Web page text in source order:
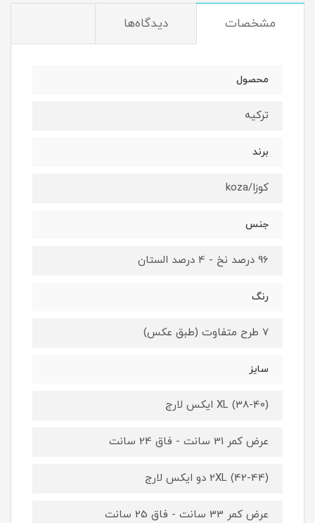
مشخصات دیدگاه‌ها
محصول
ترکیه
برند
کوزا/koza
جنس
96 درصد نخ - 4 درصد الستان
رنگ
7 طرح متفاوت (طبق عکس)
سایز
XL (38-40) ایکس لارج
عرض کمر 31 سانت - فاق 24 سانت
2XL (42-44) دو ایکس لارج
عرض کمر 33 سانت - فاق 25 سانت